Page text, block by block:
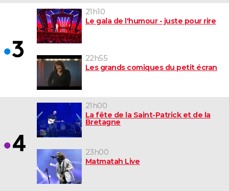
21h10
Le gala de l'humour - juste pour rire
22h55
Les grands comiques du petit écran
21h00
La fête de la Saint-Patrick et de la
Bretagne
23h00
Matmatah Live